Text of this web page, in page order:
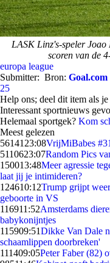
LASK Linz's-speler
scoren van de
europa league
Submitter: Bron: Goal.com
25
Help ons; deel dit item als
Interessant sportnieuws
Helemaal sportgek? Kom
Meest gelezen
56141 23:08VrijMiBabes
5110623:07Random Pics
150013:48Meer agressie
laat jij je intimideren?
124610:12Trump grijpt
geboorte in VS
116911:52Amsterdams
babykonijntjes
115909:51Dikke Van Dale
schaamlippen doorbreken'
111409:05Peter Faber (82)